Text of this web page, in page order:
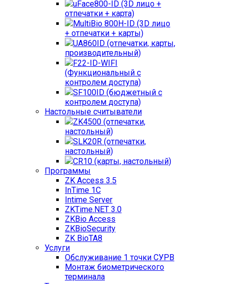
uFace800-ID (3D лицо +
отпечатки + карта)
MultiBio 800H-ID (3D лицо
+ отпечатки + карты)
UA860ID (отпечатки, карты,
производительный)
F22-ID-WIFI
(Функциональный с
контролем доступа)
SF100ID (бюджетный с
контролем доступа)
Настольные считыватели
ZK4500 (отпечатки,
настольный)
SLK20R (отпечатки,
настольный)
CR10 (карты, настольный)
Программы
ZK Access 3.5
InTime 1С
Intime Server
ZKTime.NET 3.0
ZKBio Access
ZKBioSecurity
ZK BioTA8
Услуги
Обслуживание 1 точки СУРВ
Монтаж биометрического
терминала